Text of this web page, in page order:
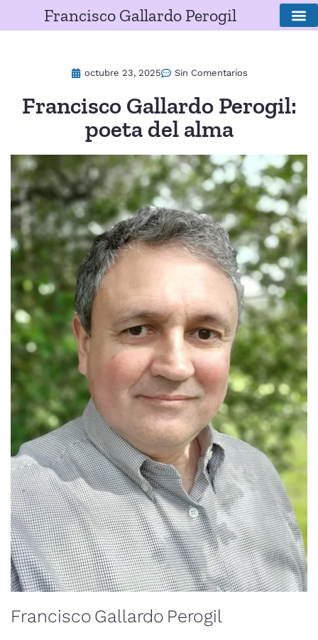
Francisco Gallardo Perogil
octubre 23, 2025 Sin Comentarios
Francisco Gallardo Perogil:
poeta del alma
Francisco Gallardo Perogil